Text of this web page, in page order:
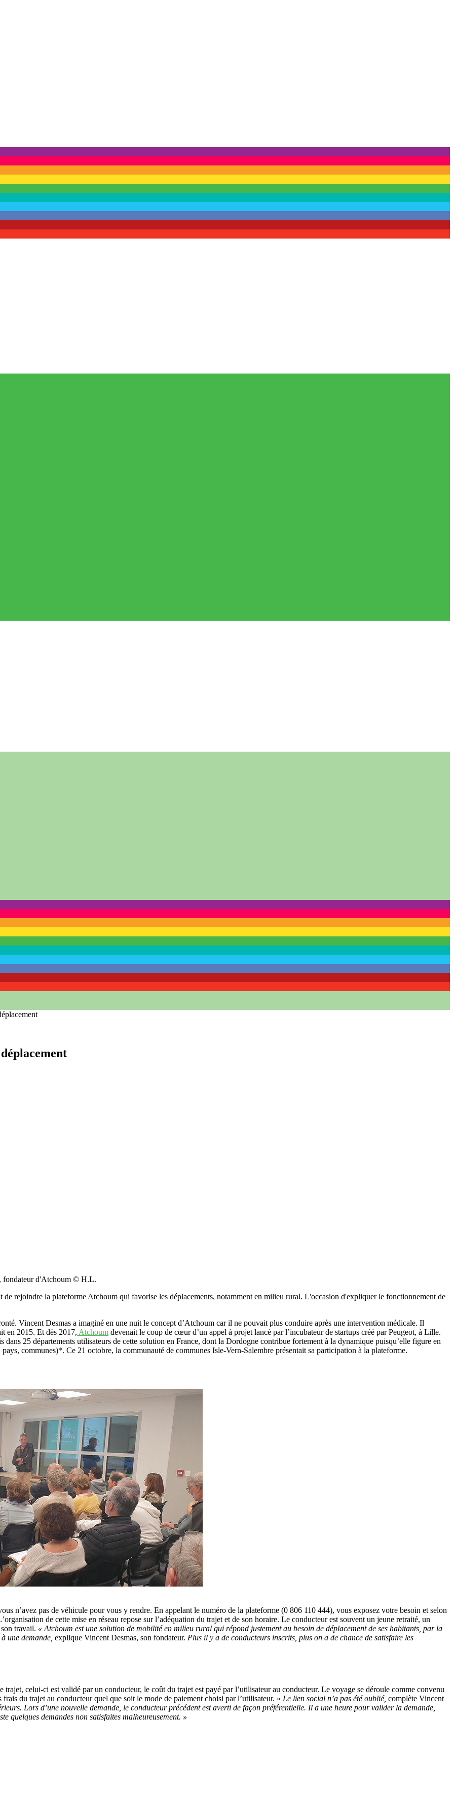
fondateur d'Atchoum © H.L.
rejoindre la plateforme Atchoum qui favorise les déplacements, notamment en milieu rural. L'occasion d'expliquer le fonctionnement de
Vincent Desmas a imaginé en une nuit le concept d’Atchoum car il ne pouvait plus conduire après une intervention médicale. Il
en 2015. Et dès 2017, Atchoum devenait le coup de cœur d’un appel à projet lancé par l’incubateur de startups créé par Peugeot, à Lille.
dans 25 départements utilisateurs de cette solution en France, dont la Dordogne contribue fortement à la dynamique puisqu’elle figure en
communes)*. Ce 21 octobre, la communauté de communes Isle-Vern-Salembre présentait sa participation à la plateforme.
n’avez pas de véhicule pour vous y rendre. En appelant le numéro de la plateforme (0 806 110 444), vous exposez votre besoin et selon
de cette mise en réseau repose sur l’adéquation du trajet et de son horaire. Le conducteur est souvent un jeune retraité, un
travail. « Atchoum est une solution de mobilité en milieu rural qui répond justement au besoin de déplacement de ses habitants, par la
une demande, explique Vincent Desmas, son fondateur. Plus il y a de conducteurs inscrits, plus on a de chance de satisfaire les
celui-ci est validé par un conducteur, le coût du trajet est payé par l’utilisateur au conducteur. Le voyage se déroule comme convenu
du trajet au conducteur quel que soit le mode de paiement choisi par l’utilisateur. « Le lien social n’a pas été oublié, complète Vincent
Lors d’une nouvelle demande, le conducteur précédent est averti de façon préférentielle. Il a une heure pour valider la demande,
quelques demandes non satisfaites malheureusement. »